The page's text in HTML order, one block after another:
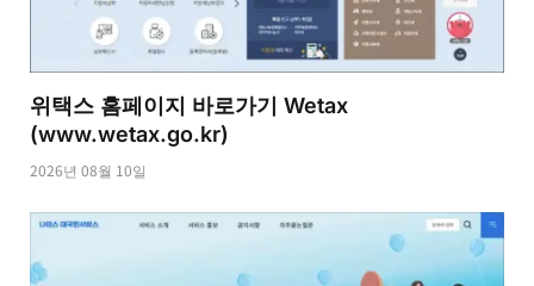
위택스 홈페이지 바로가기 Wetax
(www.wetax.go.kr)
2026년 08월 10일